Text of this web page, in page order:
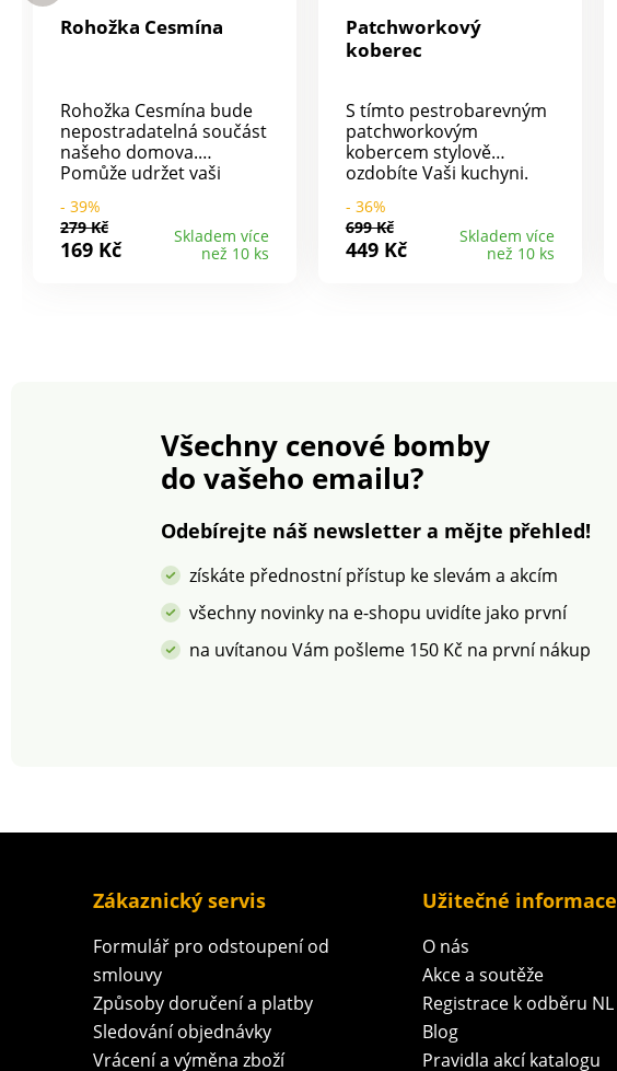
Rohožka Cesmína
Rohožka Cesmína bude
nepostradatelná součást
našeho domova.
Pomůže udržet vaši
vyrobena z praktického
kokosového vlákna.
Rozměry: 40 x 60 cm
- 39%
279 Kč
169 Kč
Skladem více
než 10 ks
Patchworkový
koberec
S tímto pestrobarevným
patchworkovým
kobercem stylově
ozdobíte Vaši kuchyni.
před otlaky a zbavuje ji
tvrdosti.
- 36%
699 Kč
449 Kč
Skladem více
než 10 ks
Všechny cenové bomby
do vašeho emailu?
Odebírejte náš newsletter a mějte přehled!
získáte přednostní přístup ke slevám a akcím
všechny novinky na e-shopu uvidíte jako první
na uvítanou Vám pošleme 150 Kč na první nákup
Zákaznický servis
Formulář pro odstoupení od
smlouvy
Způsoby doručení a platby
Sledování objednávky
Vrácení a výměna zboží
Užitečné informace
O nás
Akce a soutěže
Registrace k odběru NL
Blog
Pravidla akcí katalogu